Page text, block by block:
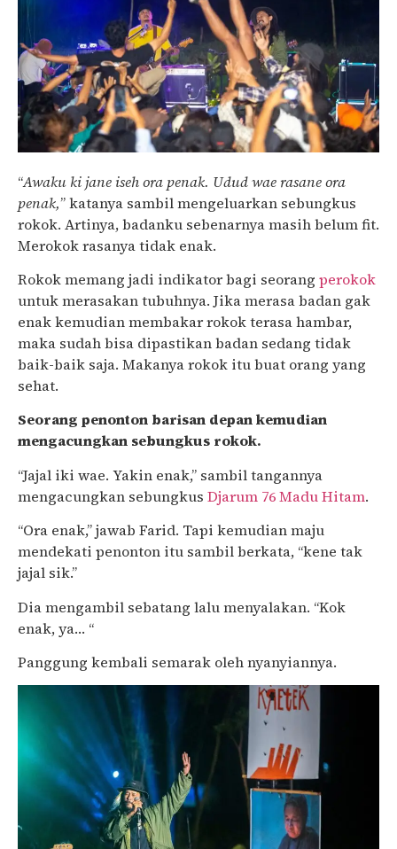
“Awaku ki jane iseh ora penak. Udud wae rasane ora
penak,” katanya sambil mengeluarkan sebungkus
rokok. Artinya, badanku sebenarnya masih belum fit.
Merokok rasanya tidak enak.
Rokok memang jadi indikator bagi seorang perokok
untuk merasakan tubuhnya. Jika merasa badan gak
enak kemudian membakar rokok terasa hambar,
maka sudah bisa dipastikan badan sedang tidak
baik-baik saja. Makanya rokok itu buat orang yang
sehat.
Seorang penonton barisan depan kemudian
mengacungkan sebungkus rokok.
“Jajal iki wae. Yakin enak,” sambil tangannya
mengacungkan sebungkus Djarum 76 Madu Hitam.
“Ora enak,” jawab Farid. Tapi kemudian maju
mendekati penonton itu sambil berkata, “kene tak
jajal sik.”
Dia mengambil sebatang lalu menyalakan. “Kok
enak, ya… “
Panggung kembali semarak oleh nyanyiannya.